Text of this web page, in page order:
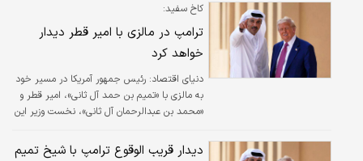
کاخ سفید:
ترامپ در مالزی با امیر قطر دیدار
خواهد کرد
دنیای اقتصاد: رئیس جمهور آمریکا در مسیر خود
به مالزی با «تمیم بن حمد آل ثانی»، امیر قطر و
«محمد بن عبدالرحمان آل ثانی»، نخست وزیر این
دیدار قریب الوقوع ترامپ با شیخ تمیم